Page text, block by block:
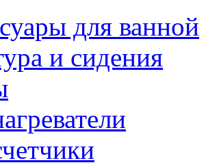
для ванной
и сидения